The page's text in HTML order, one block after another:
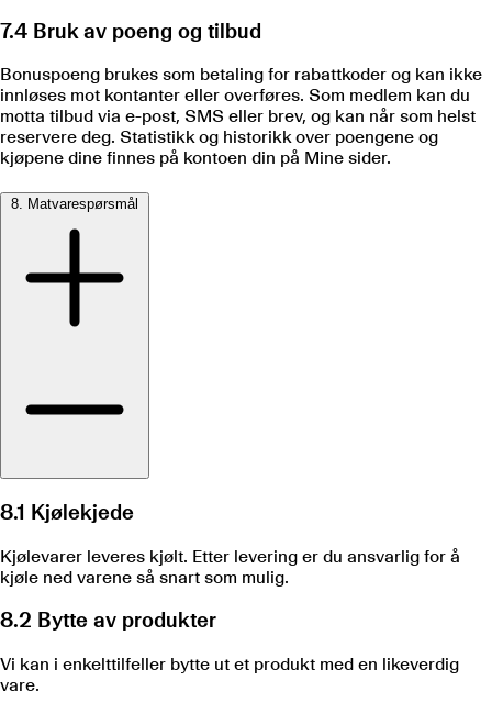
7.4 Bruk av poeng og tilbud
Bonuspoeng brukes som betaling for rabattkoder og kan ikke
innløses mot kontanter eller overføres. Som medlem kan du
motta tilbud via e-post, SMS eller brev, og kan når som helst
reservere deg. Statistikk og historikk over poengene og
kjøpene dine finnes på kontoen din på Mine sider.
8.1 Kjølekjede
Kjølevarer leveres kjølt. Etter levering er du ansvarlig for å
kjøle ned varene så snart som mulig.
8.2 Bytte av produkter
Vi kan i enkelttilfeller bytte ut et produkt med en likeverdig
vare.